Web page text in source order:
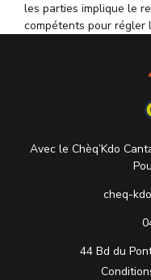
les parties implique le
compétents pour régler
Avec le Chèq’Kdo
cheq-
44 Bd du